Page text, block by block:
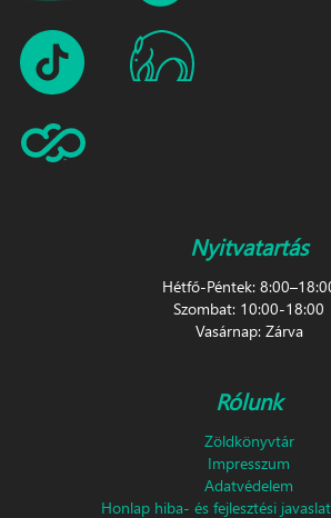
Nyitvatartás
Hétfő-Péntek:
Szombat: 10:00-18:00
Vasárnap: Zárva
Rólunk
Zöldkönyvtár
Impresszum
Adatvédelem
Honlap hiba- és fejlesztési